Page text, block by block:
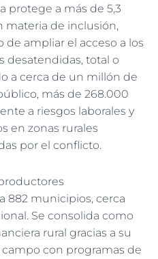
protege a más de 5,3
materia de inclusión,
ampliar el acceso a los
desatendidas, total o
a cerca de un millón de
más de 268.000
a riesgos laborales y
en zonas rurales
por el conflicto.
882 municipios, cerca
Se consolida como
rural gracias a su
con programas de